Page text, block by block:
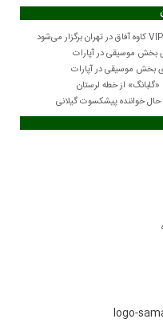
بخش موسیقی در آپارات
بخش موسیقی در آپارات
از خطه لرستان
خواننده پیشکسوت گیلانی